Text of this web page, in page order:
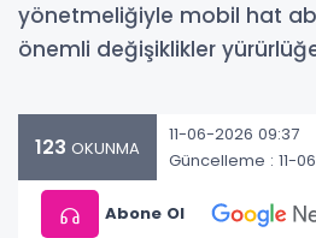
yönetmeliğiyle mobil hat
önemli değişiklikler
123 OKUNMA
11-06-2026 09:37
Güncelleme : 11-
Abone Ol